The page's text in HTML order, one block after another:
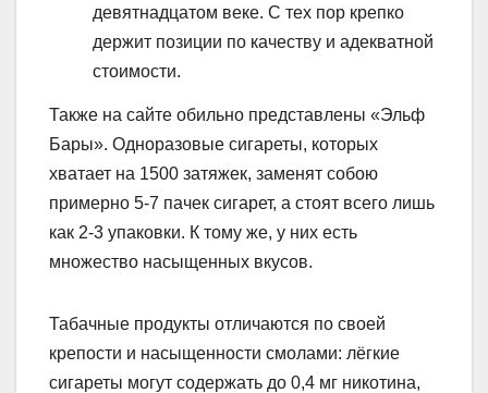
девятнадцатом веке. С тех пор крепко
держит позиции по качеству и адекватной
стоимости.
Также на сайте обильно представлены «Эльф
Бары». Одноразовые сигареты, которых
хватает на 1500 затяжек, заменят собою
примерно 5-7 пачек сигарет, а стоят всего лишь
как 2-3 упаковки. К тому же, у них есть
множество насыщенных вкусов.
Табачные продукты отличаются по своей
крепости и насыщенности смолами: лёгкие
сигареты могут содержать до 0,4 мг никотина,